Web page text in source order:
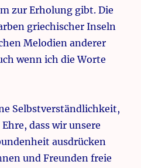
zur Erholung gibt. Die
griechischer Inseln
Melodien anderer
wenn ich die Worte
Selbstverständlichkeit,
dass wir unsere
ausdrücken
und Freunden freie